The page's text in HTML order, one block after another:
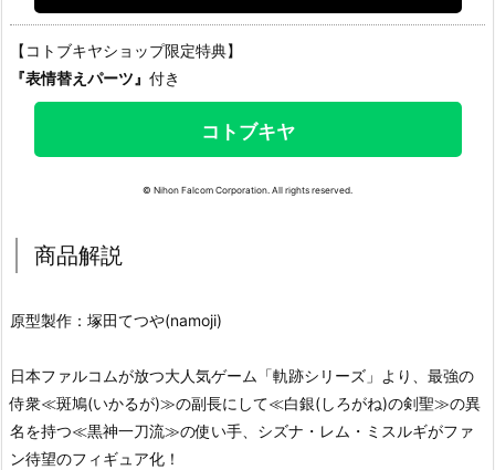
【コトブキヤショップ限定特典】
『表情替えパーツ』 付き
コトブキヤ
© Nihon Falcom Corporation. All rights reserved.
商品解説
原型製作：塚田てつや(namoji)
日本ファルコムが放つ大人気ゲーム「軌跡シリーズ」より、最強の
侍衆≪斑鳩(いかるが)≫の副長にして≪白銀(しろがね)の剣聖≫の異
名を持つ≪黒神一刀流≫の使い手、シズナ・レム・ミスルギがファ
ン待望のフィギュア化！